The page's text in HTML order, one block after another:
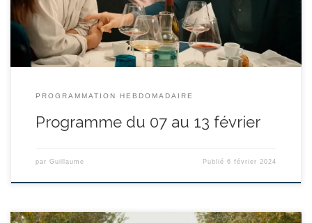
vivent une […]
PROGRAMMATION HEBDOMADAIRE
Programme du 07 au 13 février
par Guillaume Publié6 février 2024